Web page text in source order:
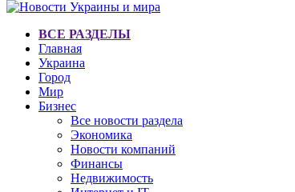
ВСЕ РАЗДЕЛЫ
Главная
Украина
Город
Мир
Бизнес
Все новости раздела
Экономика
Новости компаний
Финансы
Недвижимость